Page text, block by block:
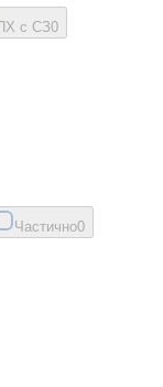
с СЗ0
Частично0